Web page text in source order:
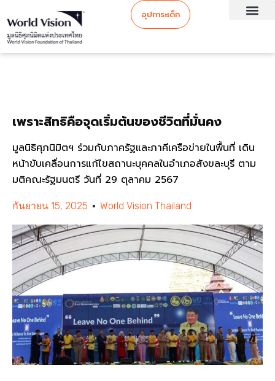
อุปการะเด็ก
เพราะสิทธิคือจุดเริ่มต้นของชีวิตที่มั่นคง
มูลนิธิศุภนิมิตฯ ร่วมกับภาครัฐและภาคีเครือข่ายในพื้นที่ เดิน
หน้าขับเคลื่อนการแก้ไขสถานะบุคคลในอำเภอสังขละบุรี ตาม
มติคณะรัฐมนตรี วันที่ 29 ตุลาคม 2567
กันยายน 15, 2025 World Vision Thailand